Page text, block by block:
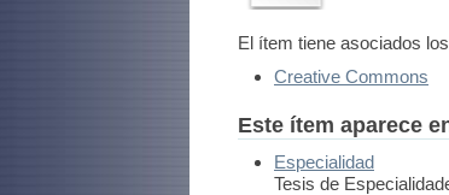
El ítem tiene asociados
Creative Commons
Este ítem aparece
Especialidad
Tesis de